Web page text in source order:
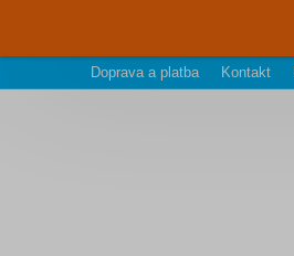
Doprava a platba Kontakt